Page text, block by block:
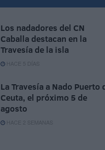
Los nadadores del CN
Caballa destacan en la
Travesía de la isla
HACE 5 DÍAS
La Travesía a Nado Puerto
Ceuta, el próximo 5 de
agosto
HACE 2 SEMANAS